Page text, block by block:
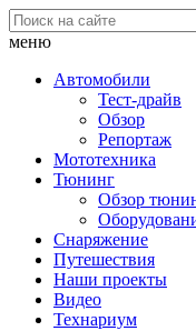
меню
Автомобили
Тест-драйв
Обзор
Репортаж
Мототехника
Тюнинг
Обзор
Снаряжение
Путешествия
Наши проекты
Видео
Технариум